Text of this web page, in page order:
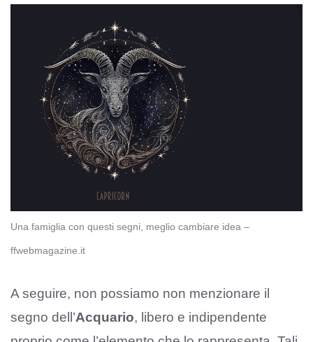
Una famiglia con questi segni, meglio cambiare idea –
ffwebmagazine.it
A seguire, non possiamo non menzionare il
segno dell’Acquario, libero e indipendente